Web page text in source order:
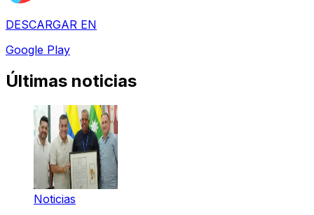
DESCARGAR EN
Google Play
Últimas noticias
Noticias